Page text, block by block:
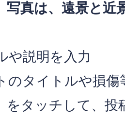
写真は、遠景と
や説明を入力
のタイトルや損
をタッチして、